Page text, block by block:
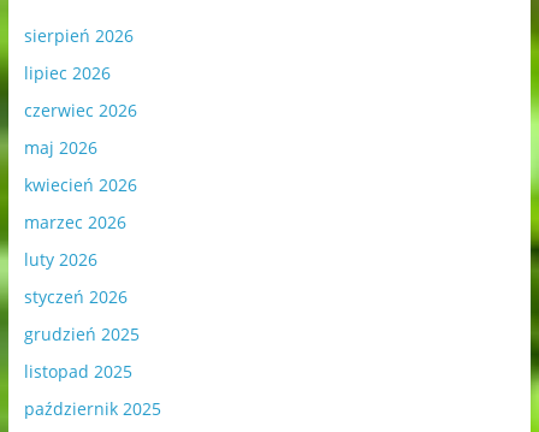
sierpień 2026
lipiec 2026
czerwiec 2026
maj 2026
kwiecień 2026
marzec 2026
luty 2026
styczeń 2026
grudzień 2025
listopad 2025
październik 2025